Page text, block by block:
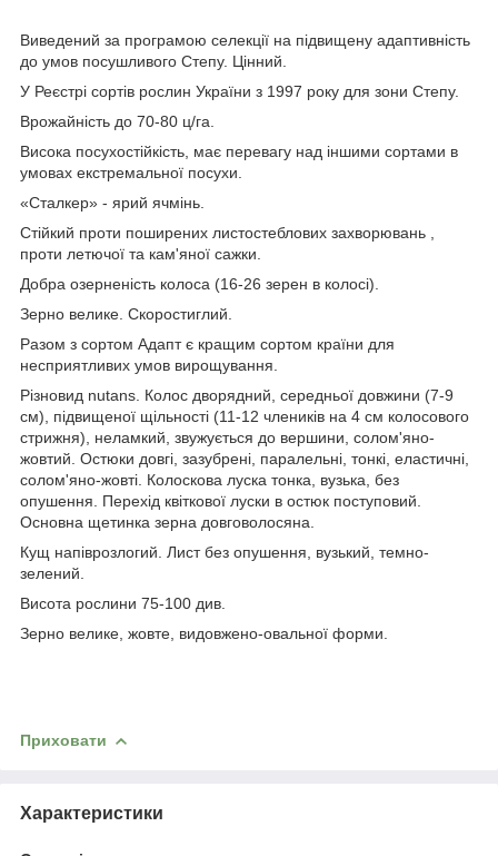
Виведений за програмою селекції на підвищену адаптивність
до умов посушливого Степу. Цінний.
У Реєстрі сортів рослин України з 1997 року для зони Степу.
Врожайність до 70-80 ц/га.
Висока посухостійкість, має перевагу над іншими сортами в
умовах екстремальної посухи.
«Сталкер» - ярий ячмінь.
Стійкий проти поширених листостеблових захворювань ,
проти летючої та кам'яної сажки.
Добра озерненість колоса (16-26 зерен в колосі).
Зерно велике. Скоростиглий.
Разом з сортом Адапт є кращим сортом країни для
несприятливих умов вирощування.
Різновид nutans. Колос дворядний, середньої довжини (7-9
см), підвищеної щільності (11-12 члеників на 4 см колосового
стрижня), неламкий, звужується до вершини, солом'яно-
жовтий. Остюки довгі, зазубрені, паралельні, тонкі, еластичні,
солом'яно-жовті. Колоскова луска тонка, вузька, без
опушення. Перехід квіткової луски в остюк поступовий.
Основна щетинка зерна довговолосяна.
Кущ напіврозлогий. Лист без опушення, вузький, темно-
зелений.
Висота рослини 75-100 див.
Зерно велике, жовте, видовжено-овальної форми.
Приховати
Характеристики